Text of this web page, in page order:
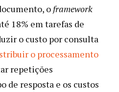
o framework
18% em tarefas de
o custo por consulta
o processamento
repetições
de resposta e os custos